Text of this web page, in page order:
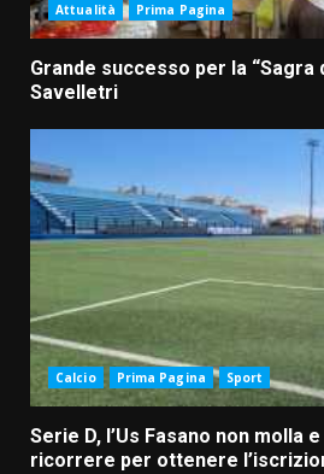
Attualità Prima Pagina
Grande successo per la “Sagra
Savelletri
Calcio Prima Pagina Sport
Serie D, l’Us Fasano non molla
ricorrere per ottenere